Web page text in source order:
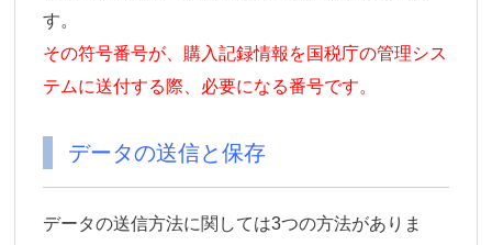
す。
その符号番号が、購入記録情報を国税庁の管理シス
テムに送付する際、必要になる番号です。
データの送信と保存
データの送信方法に関しては3つの方法がありま